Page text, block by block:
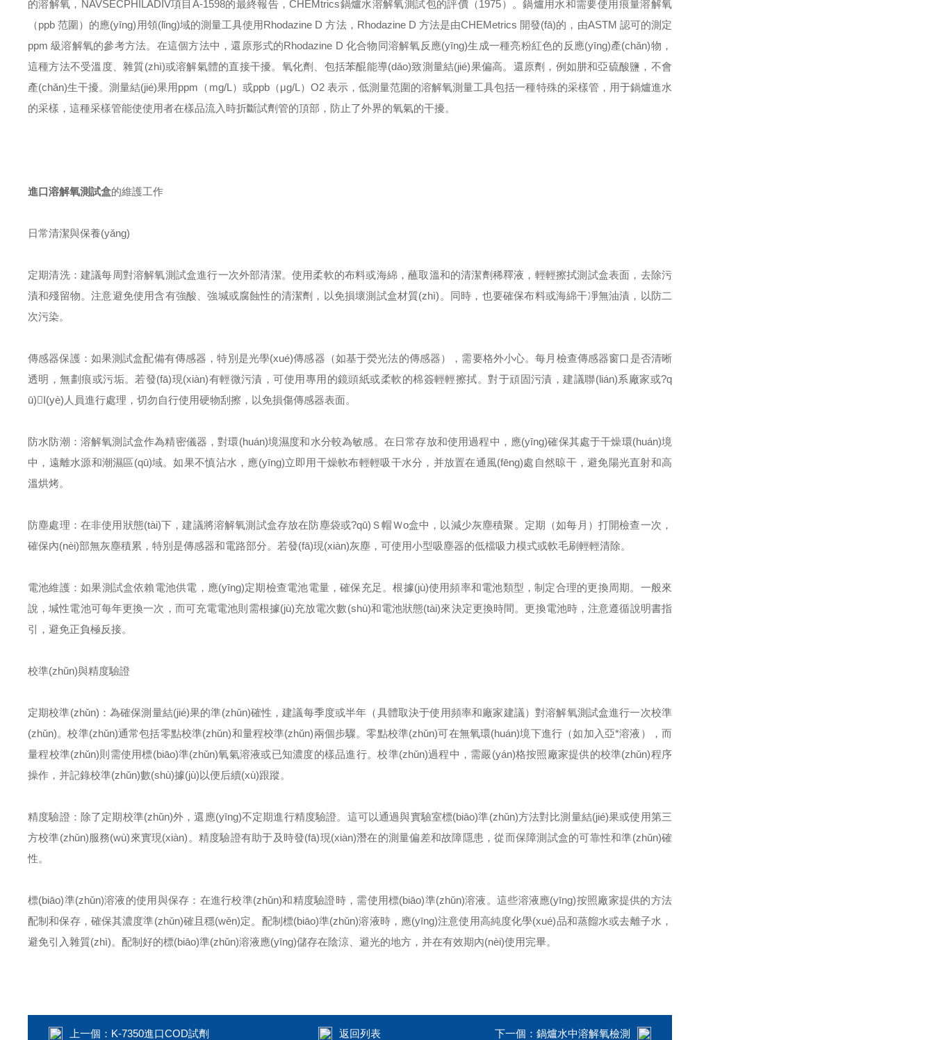
的溶解氧，NAVSECPHILADIV項目A-1598的最終報告，CHEMtrics鍋爐水溶解氧測試包的評價（1975）。鍋爐用水和需要使用痕量溶解氧
（ppb 范圍）的應(yīng)用領(lǐng)域的測量工具使用Rhodazine D 方法，Rhodazine D 方法是由CHEMetrics 開發(fā)的，由ASTM 認可的測定
ppm 級溶解氧的參考方法。在這個方法中，還原形式的Rhodazine D 化合物同溶解氧反應(yīng)生成一種亮粉紅色的反應(yīng)產(chǎn)物，
這種方法不受溫度、雜質(zhì)或溶解氣體的直接干擾。氧化劑、包括苯醌能導(dǎo)致測量結(jié)果偏高。還原劑，例如肼和亞硫酸鹽，不會
產(chǎn)生干擾。測量結(jié)果用ppm（mg/L）或ppb（μg/L）O2 表示，低測量范圍的溶解氧測量工具包括一種特殊的采樣管，用于鍋爐進水
的采樣，這種采樣管能使使用者在樣品流入時折斷試劑管的頂部，防止了外界的氧氣的干擾。
進口溶解氧測試盒的維護工作
日常清潔與保養(yǎng)
定期清洗：建議每周對溶解氧測試盒進行一次外部清潔。使用柔軟的布料或海綿，蘸取溫和的清潔劑稀釋液，輕輕擦拭測試盒表面，去除污
漬和殘留物。注意避免使用含有強酸、強堿或腐蝕性的清潔劑，以免損壞測試盒材質(zhì)。同時，也要確保布料或海綿干凈無油漬，以防二
次污染。
傳感器保護：如果測試盒配備有傳感器，特別是光學(xué)傳感器（如基于熒光法的傳感器），需要格外小心。每月檢查傳感器窗口是否清晰
透明，無劃痕或污垢。若發(fā)現(xiàn)有輕微污漬，可使用專用的鏡頭紙或柔軟的棉簽輕輕擦拭。對于頑固污漬，建議聯(lián)系廠家或?q
ū)I(yè)人員進行處理，切勿自行使用硬物刮擦，以免損傷傳感器表面。
防水防潮：溶解氧測試盒作為精密儀器，對環(huán)境濕度和水分較為敏感。在日常存放和使用過程中，應(yīng)確保其處于干燥環(huán)境
中，遠離水源和潮濕區(qū)域。如果不慎沾水，應(yīng)立即用干燥軟布輕輕吸干水分，并放置在通風(fēng)處自然晾干，避免陽光直射和高
溫烘烤。
防塵處理：在非使用狀態(tài)下，建議將溶解氧測試盒存放在防塵袋或?qū)Ｓ帽Ｗo盒中，以減少灰塵積聚。定期（如每月）打開檢查一次，
確保內(nèi)部無灰塵積累，特別是傳感器和電路部分。若發(fā)現(xiàn)灰塵，可使用小型吸塵器的低檔吸力模式或軟毛刷輕輕清除。
電池維護：如果測試盒依賴電池供電，應(yīng)定期檢查電池電量，確保充足。根據(jù)使用頻率和電池類型，制定合理的更換周期。一般來
說，堿性電池可每年更換一次，而可充電電池則需根據(jù)充放電次數(shù)和電池狀態(tài)來決定更換時間。更換電池時，注意遵循說明書指
引，避免正負極反接。
校準(zhǔn)與精度驗證
定期校準(zhǔn)：為確保測量結(jié)果的準(zhǔn)確性，建議每季度或半年（具體取決于使用頻率和廠家建議）對溶解氧測試盒進行一次校準
(zhǔn)。校準(zhǔn)通常包括零點校準(zhǔn)和量程校準(zhǔn)兩個步驟。零點校準(zhǔn)可在無氧環(huán)境下進行（如加入亞*溶液），而
量程校準(zhǔn)則需使用標(biāo)準(zhǔn)氧氣溶液或已知濃度的樣品進行。校準(zhǔn)過程中，需嚴(yán)格按照廠家提供的校準(zhǔn)程序
操作，并記錄校準(zhǔn)數(shù)據(jù)以便后續(xù)跟蹤。
精度驗證：除了定期校準(zhǔn)外，還應(yīng)不定期進行精度驗證。這可以通過與實驗室標(biāo)準(zhǔn)方法對比測量結(jié)果或使用第三
方校準(zhǔn)服務(wù)來實現(xiàn)。精度驗證有助于及時發(fā)現(xiàn)潛在的測量偏差和故障隱患，從而保障測試盒的可靠性和準(zhǔn)確
性。
標(biāo)準(zhǔn)溶液的使用與保存：在進行校準(zhǔn)和精度驗證時，需使用標(biāo)準(zhǔn)溶液。這些溶液應(yīng)按照廠家提供的方法
配制和保存，確保其濃度準(zhǔn)確且穩(wěn)定。配制標(biāo)準(zhǔn)溶液時，應(yīng)注意使用高純度化學(xué)品和蒸餾水或去離子水，
避免引入雜質(zhì)。配制好的標(biāo)準(zhǔn)溶液應(yīng)儲存在陰涼、避光的地方，并在有效期內(nèi)使用完畢。
上一個： K-7350進口COD試劑 返回列表 下一個： 鍋爐水中溶解氧檢測